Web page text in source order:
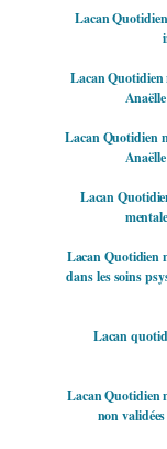
Lacan
Lacan Quotidien
Lacan Quotidien
Lacan
Lacan Quotidien
dans les soins
Lacan
Lacan Quotidien
non